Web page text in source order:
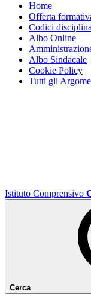
Home
Offerta
Codici
Albo Online
Albo Sindacale
Cookie Policy
Tutti gli
Istituto Comprensivo
Cerca